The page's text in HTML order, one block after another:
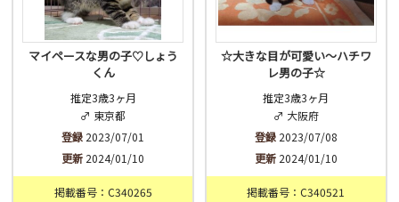
マイペースな男の子♡しょう
くん
推定3歳3ヶ月
♂ 東京都
登録 2023/07/01
更新 2024/01/10
掲載番号：C340265
☆大きな目が可愛い～ハチワ
レ男の子☆
推定3歳3ヶ月
♂ 大阪府
登録2023/07/08
更新2024/01/10
掲載番号：C340521